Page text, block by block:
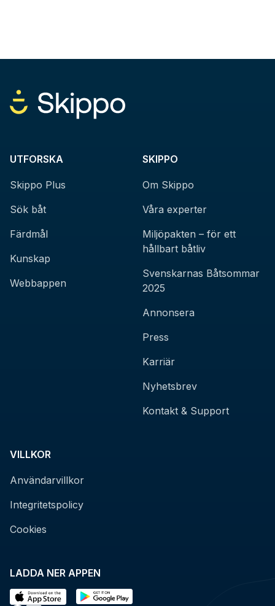
LADDA NER APPEN
UTFORSKA
Skippo Plus
Sök båt
Färdmål
Kunskap
Webbappen
SKIPPO
Om Skippo
Våra experter
Miljöpakten – för ett
hållbart båtliv
Svenskarnas Båtsommar
2025
Annonsera
Press
Karriär
Nyhetsbrev
Kontakt & Support
VILLKOR
Användarvillkor
Integritetspolicy
Cookies